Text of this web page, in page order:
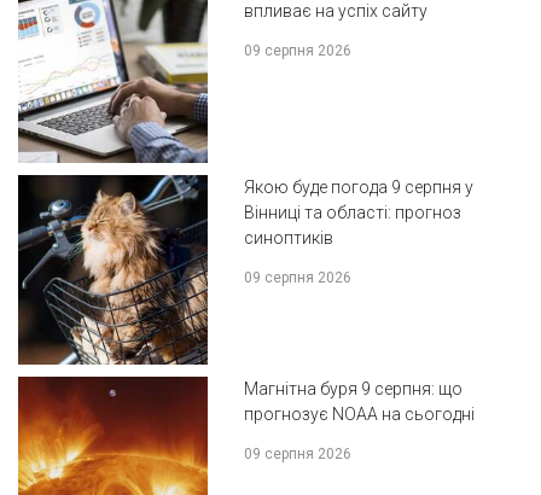
впливає на успіх сайту
09 серпня 2026
Якою буде погода 9 серпня у
Вінниці та області: прогноз
синоптиків
09 серпня 2026
Магнітна буря 9 серпня: що
прогнозує NOAA на сьогодні
09 серпня 2026